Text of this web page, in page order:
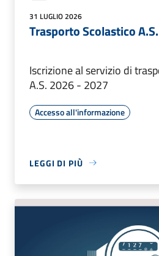
31 LUGLIO 2026
Trasporto Scolastico
Iscrizione al servizio di
A.S. 2026 - 2027
Accesso all'informazione
LEGGI DI PIÙ